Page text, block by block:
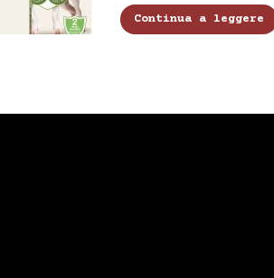
Continua a leggere